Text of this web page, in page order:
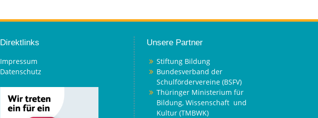
Direktlinks
Impressum
Datenschutz
Unsere Partner
Stiftung Bildung
Bundesverband der
Schulfördervereine (BSFV)
Thüringer Ministerium für
Bildung, Wissenschaft und
Kultur (TMBWK)